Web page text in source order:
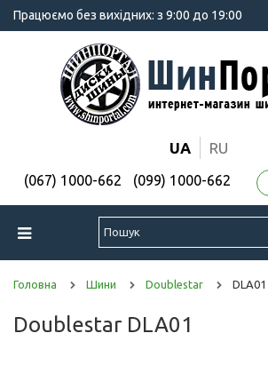
Працюємо без вихідних: з 9:00 до 19:00
UA RU
(067) 1000-662 (099) 1000-662
Головна Шини Doublestar DLA01
Doublestar DLA01